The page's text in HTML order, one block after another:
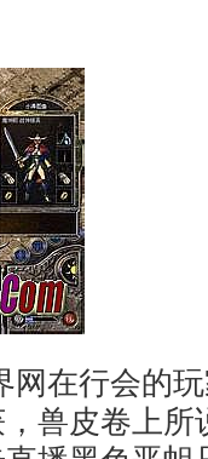
在行会的
兽皮卷上所